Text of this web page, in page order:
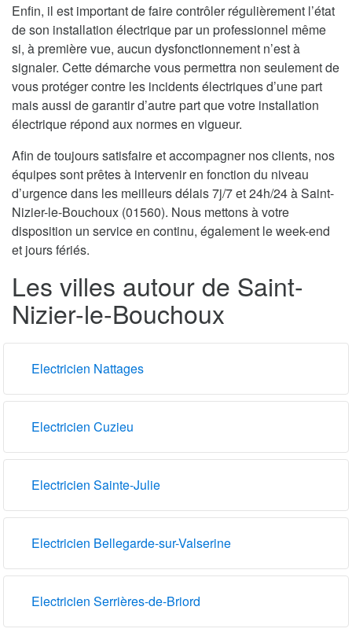
Enfin, il est important de faire contrôler régulièrement l’état
de son installation électrique par un professionnel même
si, à première vue, aucun dysfonctionnement n’est à
signaler. Cette démarche vous permettra non seulement de
vous protéger contre les incidents électriques d’une part
mais aussi de garantir d’autre part que votre installation
électrique répond aux normes en vigueur.
Afin de toujours satisfaire et accompagner nos clients, nos
équipes sont prêtes à intervenir en fonction du niveau
d’urgence dans les meilleurs délais 7j/7 et 24h/24 à Saint-
Nizier-le-Bouchoux (01560). Nous mettons à votre
disposition un service en continu, également le week-end
et jours fériés.
Les villes autour de Saint-
Nizier-le-Bouchoux
Electricien Nattages
Electricien Cuzieu
Electricien Sainte-Julie
Electricien Bellegarde-sur-Valserine
Electricien Serrières-de-Briord